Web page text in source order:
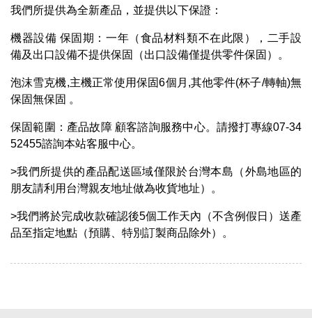
我們所提供為全新產品，並提供以下保證：
機器設備 保固期：一年（食品材料類不在此限），二手設
備及出口設備不提供保固（出口設備僅提供零件保固）。
泡沫雪克機,主機正常使用保固6個月,其他零件(杯子/轉軸)無
保固無保固 。
保固範圍：產品故障 顧客諮詢服務中心。請撥打專線07-34
52455諮詢本站客服中心。
>我們所提供的產品配送區域僅限於台灣本島（外島地區的
朋友請利用台灣親友地址做為收貨地址）。
>我們將於完成收款確認後5個工作天內（不含例假日）送產
品至指定地點（預購、特別訂製商品除外）。